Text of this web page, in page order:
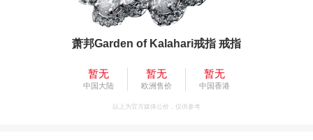
萧邦Garden of Kalahari戒指 戒指
暂无
中国大陆
暂无
欧洲售价
暂无
中国香港
以上为官方媒体公价，仅供参考